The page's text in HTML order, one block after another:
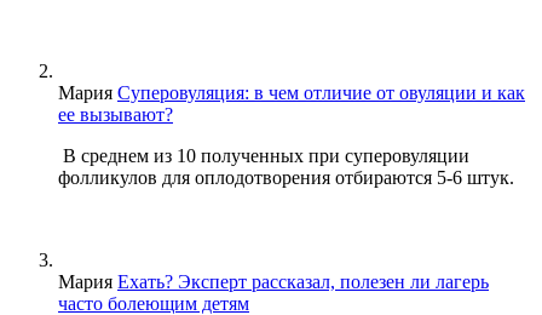
Мария Суперовуляция: в чем отличие от овуляции и как
ее вызывают?
В среднем из 10 полученных при суперовуляции
фолликулов для оплодотворения отбираются 5-6 штук.
Мария Ехать? Эксперт рассказал, полезен ли лагерь
часто болеющим детям